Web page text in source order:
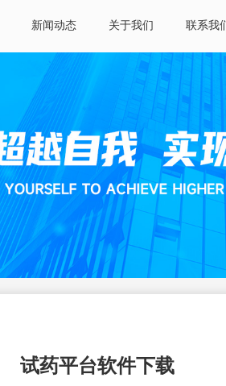
新闻动态 关于我们 联系我
试药平台软件下载